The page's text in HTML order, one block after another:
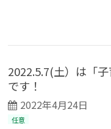
2022.5.7(土）は「
です！
2022年4月24日
任意